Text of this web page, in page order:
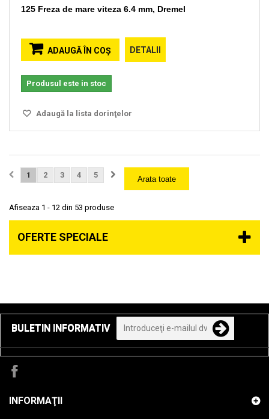
125 Freza de mare viteza 6.4 mm, Dremel
ADAUGĂ ÎN COŞ DETALII
Produsul este in stoc
Adaugă la lista dorinţelor
Arata toate
1 2 3 4 5
Afiseaza 1 - 12 din 53 produse
OFERTE SPECIALE
BULETIN INFORMATIV
INFORMAŢII